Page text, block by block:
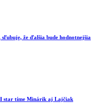
že ďalšia bude hodnotnejšia
star tíme Minárik aj Lajčiak